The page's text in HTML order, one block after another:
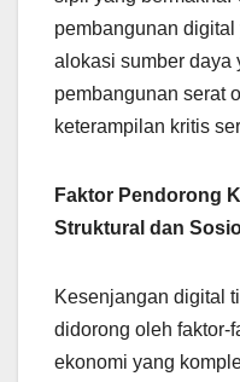
pembangunan
alokasi sumber daya
pembangunan serat
keterampilan kritis
Faktor Pendorong
Struktural dan
Kesenjangan digital
didorong oleh faktor-
ekonomi yang